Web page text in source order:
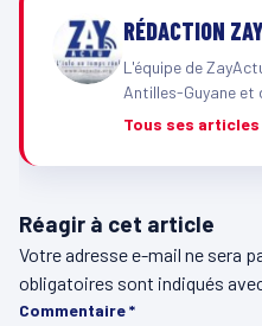
RÉDACTION
L'équipe de
Antilles-Guyane et
Tous ses
Réagir à cet article
Votre adresse e-mail ne sera
obligatoires sont indiqués
Commentaire*